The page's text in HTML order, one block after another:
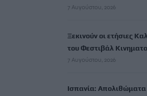
7 Αυγούστου, 2026
Ξεκινούν οι ετήσιες
του Φεστιβάλ
7 Αυγούστου, 2026
Ισπανία: Απολιθώματα